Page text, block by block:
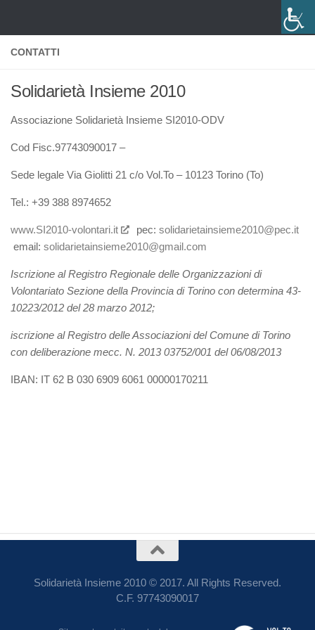
CONTATTI
Solidarietà Insieme 2010
Associazione Solidarietà Insieme SI2010-ODV
Cod Fisc.97743090017 –
Sede legale Via Giolitti 21 c/o Vol.To – 10123 Torino (To)
Tel.: +39 388 8974652
www.SI2010-volontari.it pec:solidarietainsieme2010@pec.it
email: solidarietainsieme2010@gmail.com
Iscrizione al Registro Regionale delle Organizzazioni di
Volontariato Sezione della Provincia di Torino con determina 43-
10223/2012 del 28 marzo 2012;
iscrizione al Registro delle Associazioni del Comune di Torino
con deliberazione mecc. N. 2013 03752/001 del 06/08/2013
IBAN: IT 62 B 030 6909 6061 00000170211
Solidarietà Insieme 2010 © 2017. All Rights Reserved.
C.F. 97743090017